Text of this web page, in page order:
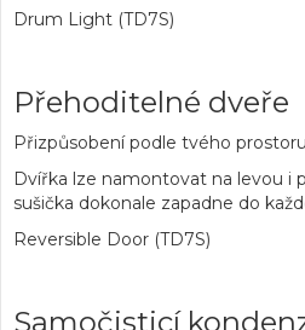
Drum Light (TD7S)
Přehoditelné dveře
Přizpůsobení podle tvého prostoru
Dvířka lze namontovat na levou i
sušička dokonale zapadne do
Reversible Door (TD7S)
Samočisticí